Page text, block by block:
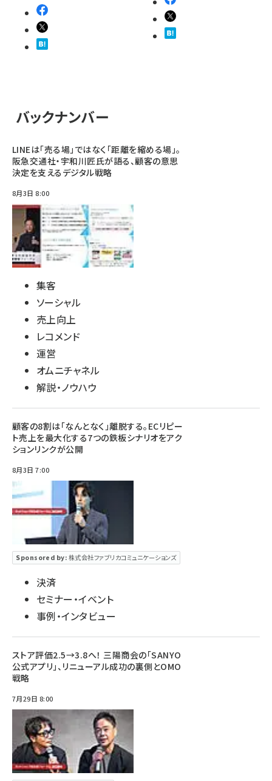
バックナンバー
LINEは「売る場」ではなく「距離を縮める場」。
阪急交通社・宇和川匠氏が語る、顧客の意思
決定を支えるデジタル戦略
8月3日 8:00
集客
ソーシャル
売上向上
レコメンド
運営
オムニチャネル
解説・ノウハウ
顧客の8割は「なんとなく」離脱する。ECリピー
ト売上を最大化する7つの鉄板シナリオをアク
ションリンクが公開
8月3日 7:00
Sponsored by: 株式会社ファブリカコミュニケーションズ
決済
セミナー・イベント
事例・インタビュー
ストア評価2.5→3.8へ！ 三陽商会の「SANYO
公式アプリ」、リニューアル成功の裏側とOMO
戦略
7月29日 8:00